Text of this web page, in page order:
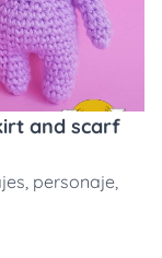
and scarf
, personaje,